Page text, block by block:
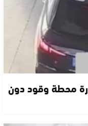
محطة وقود دون